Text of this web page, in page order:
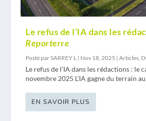
Le refus de l’IA dans les
Reporterre
Posté parSARREY L | Nov 18, 2025 |Articles
Le refus de l’IA dans les rédactions : le
novembre 2025 L’IA gagne du terrain
EN SAVOIR PLUS